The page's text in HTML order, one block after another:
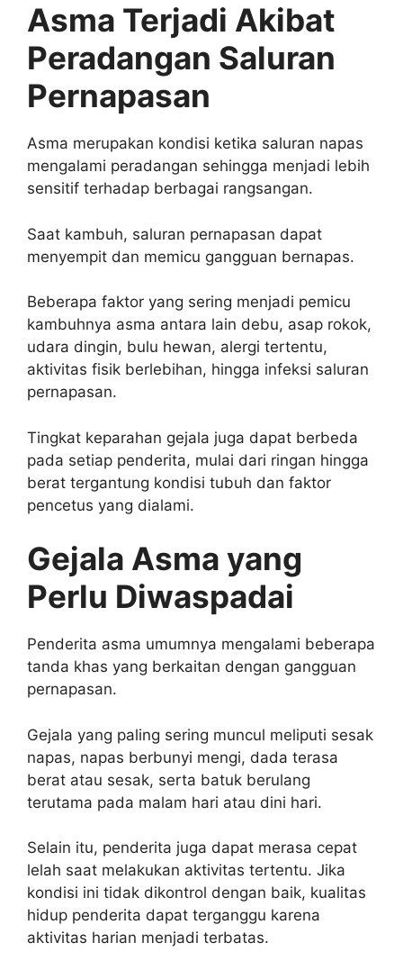
Asma Terjadi Akibat
Peradangan Saluran
Pernapasan
Asma merupakan kondisi ketika saluran napas
mengalami peradangan sehingga menjadi lebih
sensitif terhadap berbagai rangsangan.
Saat kambuh, saluran pernapasan dapat
menyempit dan memicu gangguan bernapas.
Beberapa faktor yang sering menjadi pemicu
kambuhnya asma antara lain debu, asap rokok,
udara dingin, bulu hewan, alergi tertentu,
aktivitas fisik berlebihan, hingga infeksi saluran
pernapasan.
Tingkat keparahan gejala juga dapat berbeda
pada setiap penderita, mulai dari ringan hingga
berat tergantung kondisi tubuh dan faktor
pencetus yang dialami.
Gejala Asma yang
Perlu Diwaspadai
Penderita asma umumnya mengalami beberapa
tanda khas yang berkaitan dengan gangguan
pernapasan.
Gejala yang paling sering muncul meliputi sesak
napas, napas berbunyi mengi, dada terasa
berat atau sesak, serta batuk berulang
terutama pada malam hari atau dini hari.
Selain itu, penderita juga dapat merasa cepat
lelah saat melakukan aktivitas tertentu. Jika
kondisi ini tidak dikontrol dengan baik, kualitas
hidup penderita dapat terganggu karena
aktivitas harian menjadi terbatas.